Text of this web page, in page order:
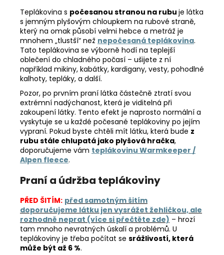
Teplákovina s počesanou stranou na rubu je látka
s jemným plyšovým chloupkem na rubové straně,
který na omak působí velmi hebce a metráž je
mnohem „tlustší“ než nepočesaná teplákovina.
Tato teplákovina se výborně hodí na teplejší
oblečení do chladného počasí – ušijete z ní
například mikiny, kabátky, kardigany, vesty, pohodlné
kalhoty, tepláky, a další.
Pozor, po prvním praní látka částečně ztratí svou
extrémní nadýchanost, která je viditelná při
zakoupení látky. Tento efekt je naprosto normální a
vyskytuje se u každé počesané teplákoviny po jejím
vypraní. Pokud byste chtěli mít látku, která bude z
rubu stále chlupatá jako plyšová hračka,
doporučujeme vám teplákovinu Warmkeeper /
Alpen fleece.
Praní a údržba teplákoviny
PŘED ŠITÍM: před samotným šitím
doporučujeme látku jen vysrážet žehličkou, ale
rozhodně neprat (více si přečtěte zde) – hrozí
tam mnoho nevratných úskalí a problémů. U
teplákoviny je třeba počítat se srážlivostí, která
může být až 6 %.